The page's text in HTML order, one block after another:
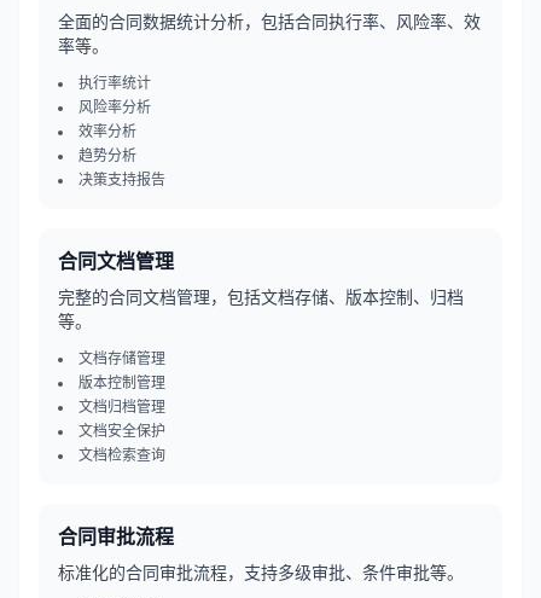
全面的合同数据统计分析，包括合同执行率、风险率、效
率等。
执行率统计
风险率分析
效率分析
趋势分析
决策支持报告
合同文档管理
完整的合同文档管理，包括文档存储、版本控制、归档
等。
文档存储管理
版本控制管理
文档归档管理
文档安全保护
文档检索查询
合同审批流程
标准化的合同审批流程，支持多级审批、条件审批等。